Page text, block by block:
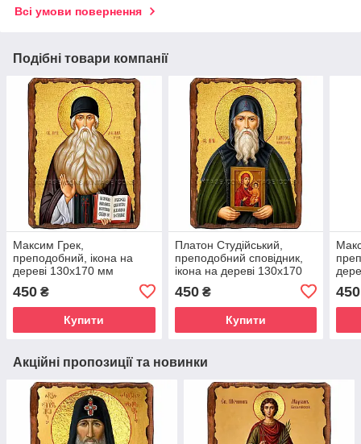
Всі умови повернення
Подібні товари компанії
Максим Грек,
преподобний, ікона на
дереві 130х170 мм
450 ₴
Купити
Платон Студійський,
преподобний сповідник,
ікона на дереві 130х170
450₴
Купити
450
Акційні пропозиції та новинки